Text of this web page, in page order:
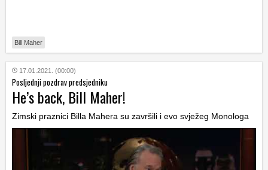
Bill Maher
17.01.2021. (00:00)
Posljednji pozdrav predsjedniku
He’s back, Bill Maher!
Zimski praznici Billa Mahera su završili i evo svježeg Monologa